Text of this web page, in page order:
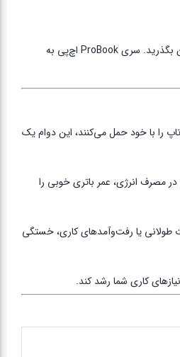
گزینه‌ای است که نمی‌توانید از آن بگذرید. سری ProBook اچ‌پی به
را با خود حمل می‌کنند، این دوام یک
مدل در مصرف انرژی، عمر باتری خوبی را
طولانی یا رفت‌وآمدهای کاری، خستگی